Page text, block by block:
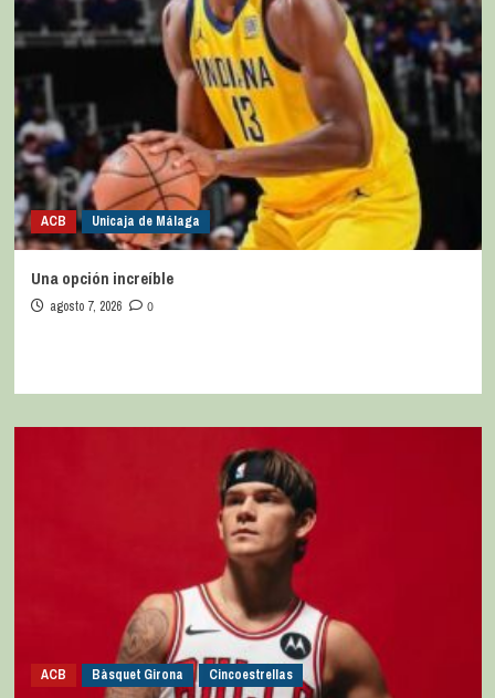
ACB Unicaja de Málaga
Una opción increíble
agosto 7, 2026 0
ACB Bàsquet Girona Cincoestrellas